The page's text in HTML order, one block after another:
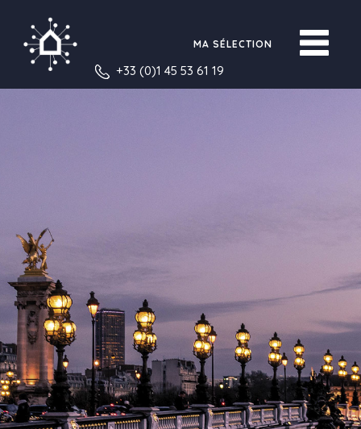
MA SÉLECTION
+33 (0)1 45 53 61 19